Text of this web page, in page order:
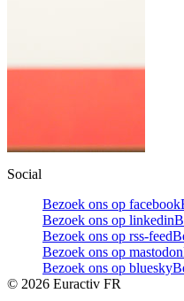
Social
Bezoek ons op facebook
Bezoek ons op linkedin
Bezoek ons op rss-feed
Bezoek ons op mastodon
Bezoek ons op bluesky
© 2026 Euractiv FR